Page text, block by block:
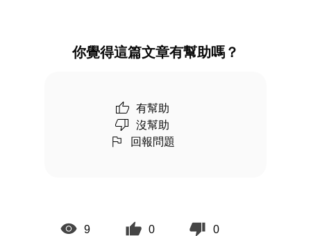
你覺得這篇文章有幫助嗎？
有幫助
沒幫助
回報問題
9 0 0